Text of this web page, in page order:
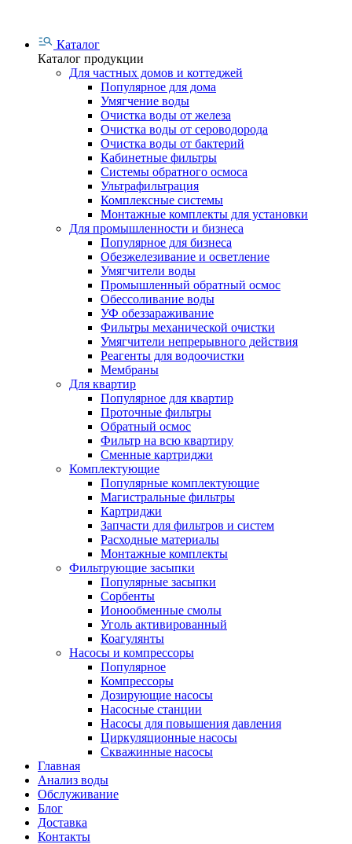
Каталог
Каталог продукции
Для частных домов и коттеджей
Популярное для дома
Умягчение воды
Очистка воды от железа
Очистка воды от сероводорода
Очистка воды от бактерий
Кабинетные фильтры
Системы обратного осмоса
Ультрафильтрация
Комплексные системы
Монтажные комплекты для установки
Для промышленности и бизнеса
Популярное для бизнеса
Обезжелезивание и осветление
Умягчители воды
Промышленный обратный осмос
Обессоливание воды
УФ обеззараживание
Фильтры механической очистки
Умягчители непрерывного действия
Реагенты для водоочистки
Мембраны
Для квартир
Популярное для квартир
Проточные фильтры
Обратный осмос
Фильтр на всю квартиру
Сменные картриджи
Комплектующие
Популярные комплектующие
Магистральные фильтры
Картриджи
Запчасти для фильтров и систем
Расходные материалы
Монтажные комплекты
Фильтрующие засыпки
Популярные засыпки
Сорбенты
Ионообменные смолы
Уголь активированный
Коагулянты
Насосы и компрессоры
Популярное
Компрессоры
Дозирующие насосы
Насосные станции
Насосы для повышения давления
Циркуляционные насосы
Скважинные насосы
Главная
Анализ воды
Обслуживание
Блог
Доставка
Контакты